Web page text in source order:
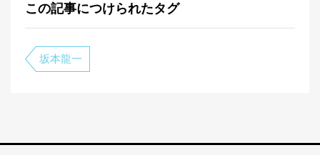
この記事につけられたタグ
坂本龍一